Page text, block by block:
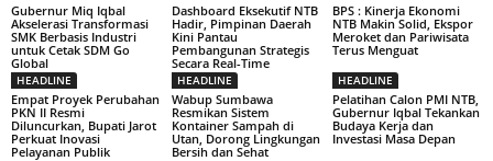
Gubernur Miq Iqbal
Akselerasi Transformasi
SMK Berbasis Industri
untuk Cetak SDM Go
Global
Dashboard Eksekutif NTB
Hadir, Pimpinan Daerah
Kini Pantau
Pembangunan Strategis
Secara Real-Time
BPS : Kinerja Ekonomi
NTB Makin Solid, Ekspor
Meroket dan Pariwisata
Terus Menguat
HEADLINE
Empat Proyek Perubahan
PKN II Resmi
Diluncurkan, Bupati Jarot
Perkuat Inovasi
Pelayanan Publik
HEADLINE
Wabup Sumbawa
Resmikan Sistem
Kontainer Sampah di
Utan, Dorong Lingkungan
Bersih dan Sehat
HEADLINE
Pelatihan Calon PMI NTB,
Gubernur Iqbal Tekankan
Budaya Kerja dan
Investasi Masa Depan